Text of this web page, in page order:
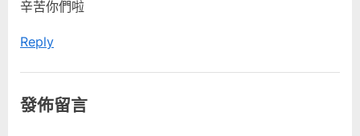
辛苦你們啦
Reply
發佈留言